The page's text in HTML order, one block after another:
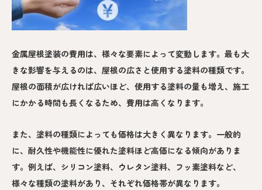
金属屋根塗装の費用は、様々な要素によって変動します。最も大
きな影響を与えるのは、屋根の広さと使用する塗料の種類です。
屋根の面積が広ければ広いほど、使用する塗料の量も増え、施工
にかかる時間も長くなるため、費用は高くなります。
また、塗料の種類によっても価格は大きく異なります。一般的
に、耐久性や機能性に優れた塗料ほど高価になる傾向がありま
す。例えば、シリコン塗料、ウレタン塗料、フッ素塗料など、
様々な種類の塗料があり、それぞれ価格帯が異なります。